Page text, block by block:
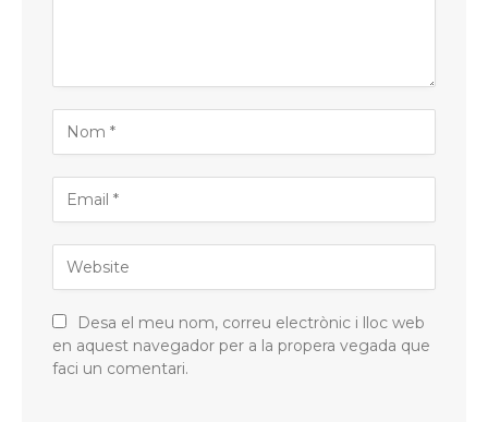
Desa el meu nom, correu electrònic i lloc web
en aquest navegador per a la propera vegada que
faci un comentari.